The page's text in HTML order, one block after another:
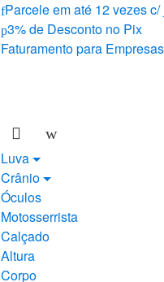
Parcele em até 12 vezes c/
3% de Desconto no Pix
Faturamento para Empresas
Luva
Crânio
Óculos
Motosserrista
Calçado
Altura
Corpo